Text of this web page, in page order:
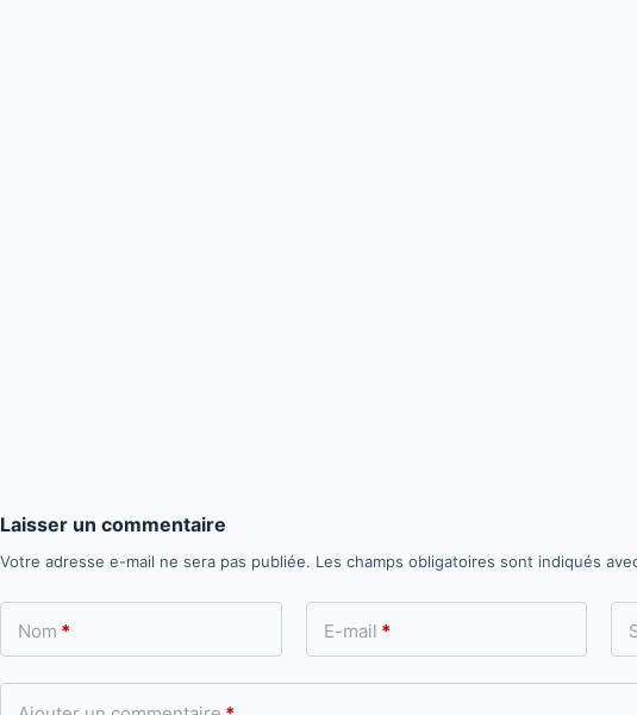
Laisser un commentaire
Votre adresse e-mail ne sera pas publiée. Les champs obligatoires sont indiqués
Nom * E-mail *